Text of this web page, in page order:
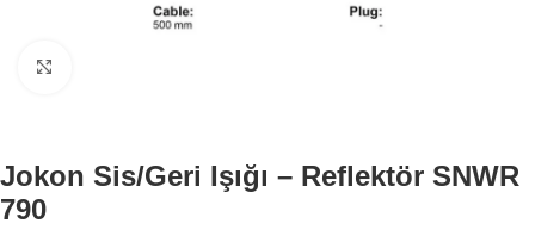
Jokon Sis/Geri Işığı – Reflektör SNWR
790